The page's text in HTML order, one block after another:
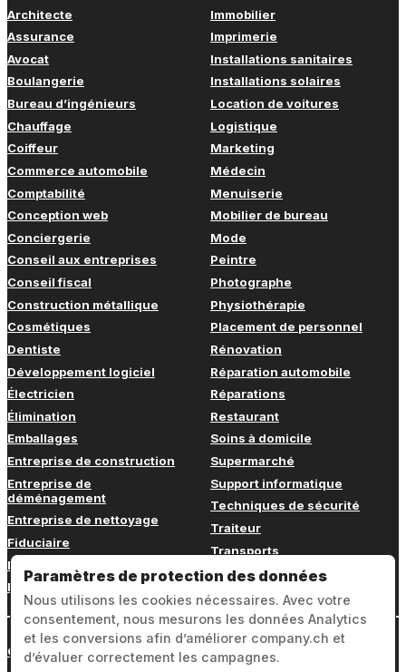
Architecte
Assurance
Avocat
Boulangerie
Bureau d’ingénieurs
Chauffage
Coiffeur
Commerce automobile
Comptabilité
Conception web
Conciergerie
Conseil aux entreprises
Conseil fiscal
Construction métallique
Cosmétiques
Dentiste
Développement logiciel
Électricien
Élimination
Emballages
Entreprise de construction
Entreprise de
déménagement
Entreprise de nettoyage
Fiduciaire
Fitness
Formation continue
Immobilier
Imprimerie
Installations sanitaires
Installations solaires
Location de voitures
Logistique
Marketing
Médecin
Menuiserie
Mobilier de bureau
Mode
Peintre
Photographe
Physiothérapie
Placement de personnel
Rénovation
Réparation automobile
Réparations
Restaurant
Soins à domicile
Supermarché
Support informatique
Techniques de sécurité
Traiteur
Transports
Vétérinaire
Connexion
Paramètres de protection des données
Nous utilisons les cookies nécessaires. Avec votre
consentement, nous mesurons les données Analytics
et les conversions afin d’améliorer company.ch et
d’évaluer correctement les campagnes.